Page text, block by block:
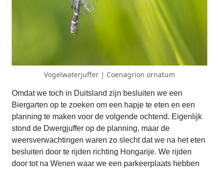
Vogelwaterjuffer | Coenagrion ornatum
Omdat we toch in Duitsland zijn besluiten we een
Biergarten op te zoeken om een hapje te eten en een
planning te maken voor de volgende ochtend. Eigenlijk
stond de Dwergjuffer op de planning, maar de
weersverwachtingen waren zo slecht dat we na het eten
besluiten door te rijden richting Hongarije. We rijden
door tot na Wenen waar we een parkeerplaats hebben